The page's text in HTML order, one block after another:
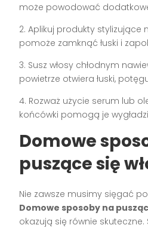
może powodować
2. Aplikuj produkty stylizujące
pomoże zamknąć łuski i
3. Susz włosy chłodnym
powietrze otwiera łuski,
4. Rozważ użycie serum lub
końcówki pomogą je
Domowe
puszące się
Nie zawsze musimy sięgać
Domowe sposoby na
okazują się równie